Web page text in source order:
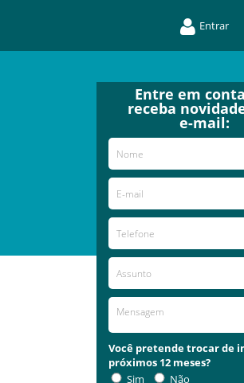
Entrar
Entre em
receba
e-mail:
Você pretende trocar de
próximos 12 meses?
Sim
Não